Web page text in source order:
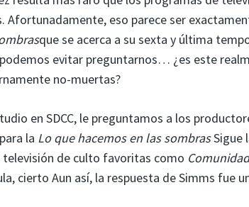
Afortunadamente, eso parece ser
que se acerca a su sexta y última
evitar preguntarnos… ¿es este
no-muertas?
en SDCC, le preguntamos a los
la Lo que hacemos en las sombrasSigue
de culto favoritas como Comunidad
cierto Aun así, la respuesta de Simms fue